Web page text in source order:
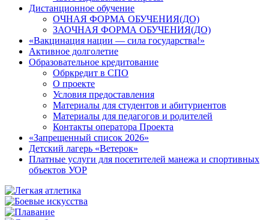
Дистанционное обучение
ОЧНАЯ ФОРМА ОБУЧЕНИЯ(ДО)
ЗАОЧНАЯ ФОРМА ОБУЧЕНИЯ(ДО)
«Вакцинация нации — сила государства!»
Активное долголетие
Образовательное кредитование
Обркредит в СПО
О проекте
Условия предоставления
Материалы для студентов и абитуриентов
Материалы для педагогов и родителей
Контакты оператора Проекта
«Запрещенный список 2026»
Детский лагерь «Ветерок»
Платные услуги для посетителей манежа и спортивных
объектов УОР